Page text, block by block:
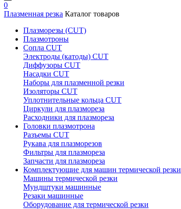
0
Плазменная резка Каталог товаров
Плазморезы (CUT)
Плазмотроны
Сопла CUT
Электроды (катоды) CUT
Диффузоры CUT
Насадки CUT
Наборы для плазменной резки
Изоляторы CUT
Уплотнительные кольца CUT
Циркули для плазмореза
Расходники для плазмореза
Головки плазмотрона
Разъемы CUT
Рукава для плазморезов
Фильтры для плазмореза
Запчасти для плазмореза
Комплектующие для машин термической резки
Машины термической резки
Мундштуки машинные
Резаки машинные
Оборудование для термической резки